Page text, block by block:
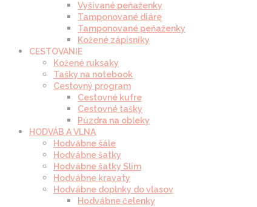
Vyšívané peňaženky
Tamponované diáre
Tamponované peňaženky
Kožené zápisníky
CESTOVANIE
Kožené ruksaky
Tašky na notebook
Cestovný program
Cestovné kufre
Cestovné tašky
Púzdra na obleky
HODVÁB A VLNA
Hodvábne šále
Hodvábne šatky
Hodvábne šatky Slim
Hodvábne kravaty
Hodvábne doplnky do vlasov
Hodvábne čelenky